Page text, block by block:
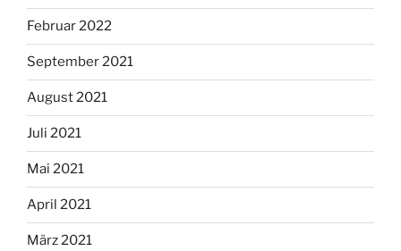
Februar 2022
September 2021
August 2021
Juli 2021
Mai 2021
April 2021
März 2021